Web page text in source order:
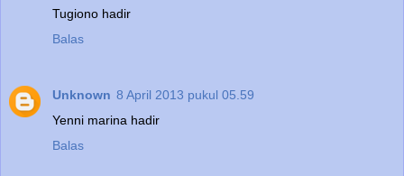
Tugiono hadir
Balas
Unknown 8 April 2013 pukul 05.59
Yenni marina hadir
Balas